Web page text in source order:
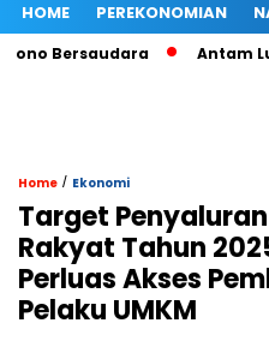
HOME PEREKONOMIAN
Bersaudara Antam
Home / Ekonomi
Target
Rakyat Tahun
Perluas Akses
Pelaku UMKM